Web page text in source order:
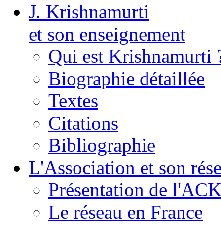
J. Krishnamurti
et son enseignement
Qui est Krishnamurti
Biographie détaillée
Textes
Citations
Bibliographie
L'Association et son
Présentation de l'ACK
Le réseau en France